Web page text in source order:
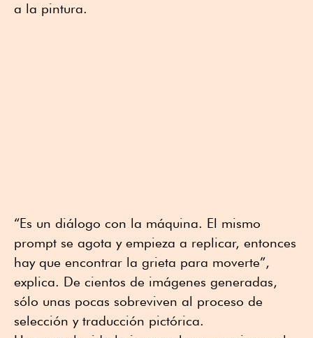
a la pintura.
“Es un diálogo con la máquina. El mismo
prompt se agota y empieza a replicar, entonces
hay que encontrar la grieta para moverte”,
explica. De cientos de imágenes generadas,
sólo unas pocas sobreviven al proceso de
selección y traducción pictórica.